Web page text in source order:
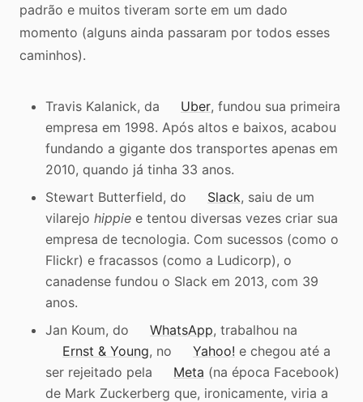
padrão e muitos tiveram sorte em um dado
momento (alguns ainda passaram por todos esses
caminhos).
Travis Kalanick, da Uber, fundou sua primeira
empresa em 1998. Após altos e baixos, acabou
fundando a gigante dos transportes apenas em
2010, quando já tinha 33 anos.
Stewart Butterfield, do
Slack, saiu de um
vilarejo hippie e tentou diversas vezes criar sua
empresa de tecnologia. Com sucessos (como o
Flickr) e fracassos (como a Ludicorp), o
canadense fundou o Slack em 2013, com 39
anos.
Jan Koum, do
WhatsApp, trabalhou na
Ernst & Young, no Yahoo! e chegou até a
ser rejeitado pela
Meta (na época Facebook)
de Mark Zuckerberg que, ironicamente, viria a